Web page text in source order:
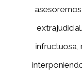
infructuosa,